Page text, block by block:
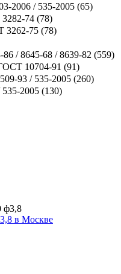
2006 / 535-2005 (65)
74 (78)
3262-75 (78)
/ 8645-68 / 8639-82 (559)
ГОСТ 10704-91 (91)
93 / 535-2005 (260)
2005 (130)
в Москве